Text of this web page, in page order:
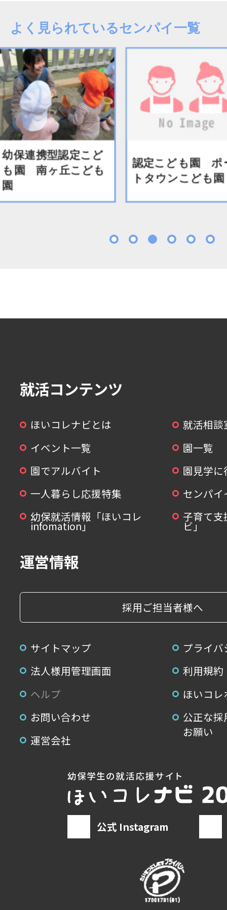
よく見られているセンパイ一覧
携型認定こど
南ヶ丘こども
認定こども園 ポー
トタウンこども園
就活コンテンツ
ほいコレナビとは
就活相談
イベント一覧
園一覧
園でアルバイト
園見学
一人暮らし応援特集
センパ
幼保就活情報「ほいコレ
infomation」
子育て支
ビ」
運営情報
採用ご担当者様へ
サイトマップ
プライ
法人様用管理画面
利用規約
ヘルプ
ほいコ
お問い合わせ
公正な
お願い
運営会社
公式 Instagram